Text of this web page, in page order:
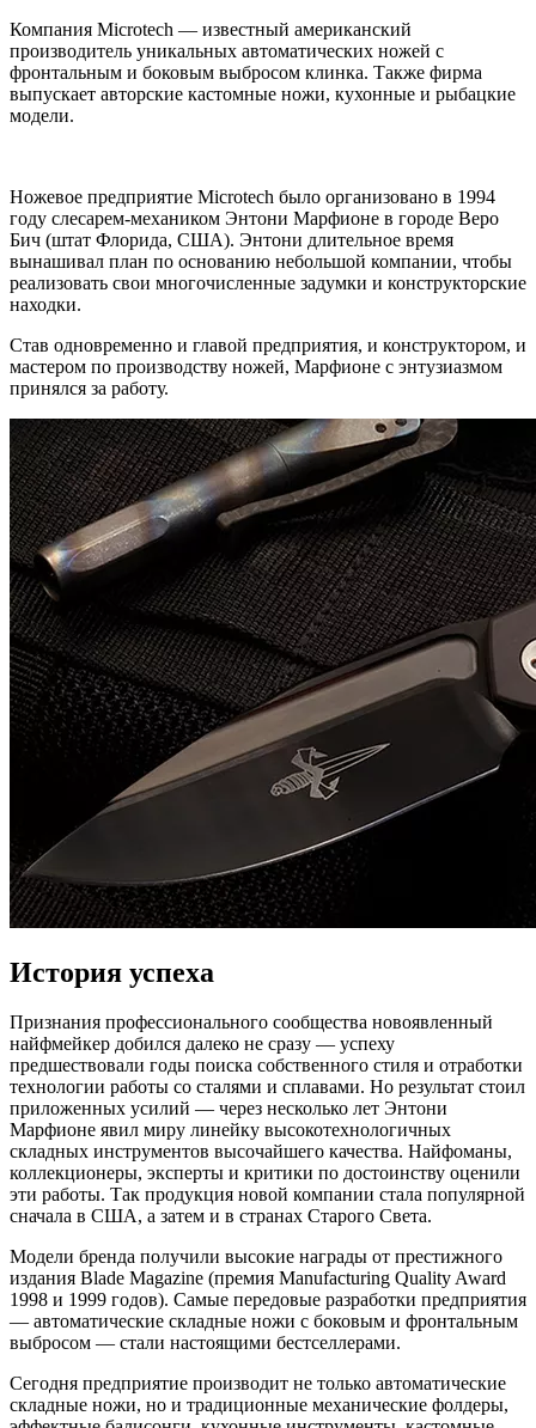
Компания Microtech — известный американский
производитель уникальных автоматических ножей с
фронтальным и боковым выбросом клинка. Также фирма
выпускает авторские кастомные ножи, кухонные и рыбацкие
модели.
Ножевое предприятие Microtech было организовано в 1994
году слесарем-механиком Энтони Марфионе в городе Веро
Бич (штат Флорида, США). Энтони длительное время
вынашивал план по основанию небольшой компании, чтобы
реализовать свои многочисленные задумки и конструкторские
находки.
Став одновременно и главой предприятия, и конструктором, и
мастером по производству ножей, Марфионе с энтузиазмом
принялся за работу.
История успеха
Признания профессионального сообщества новоявленный
найфмейкер добился далеко не сразу — успеху
предшествовали годы поиска собственного стиля и отработки
технологии работы со сталями и сплавами. Но результат стоил
приложенных усилий — через несколько лет Энтони
Марфионе явил миру линейку высокотехнологичных
складных инструментов высочайшего качества. Найфоманы,
коллекционеры, эксперты и критики по достоинству оценили
эти работы. Так продукция новой компании стала популярной
сначала в США, а затем и в странах Старого Света.
Модели бренда получили высокие награды от престижного
издания Blade Magazine (премия Manufacturing Quality Award
1998 и 1999 годов). Самые передовые разработки предприятия
— автоматические складные ножи с боковым и фронтальным
выбросом — стали настоящими бестселлерами.
Сегодня предприятие производит не только автоматические
складные ножи, но и традиционные механические фолдеры,